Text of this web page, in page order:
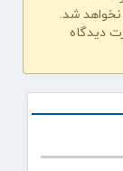
شد.
دیدگاه